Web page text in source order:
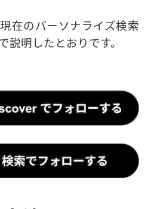
在のパーソナライズ検索
説明したとおりです。